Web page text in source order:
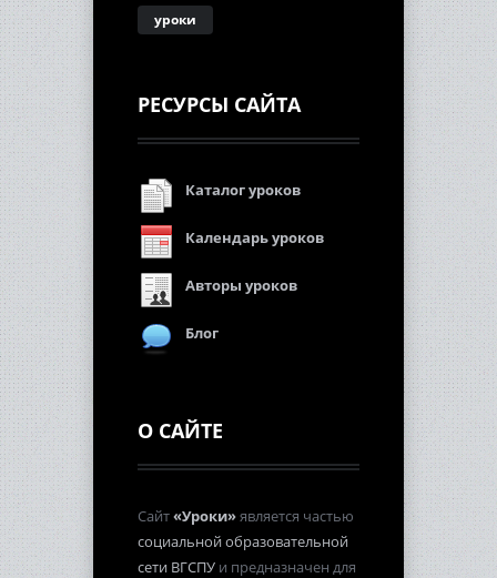
уроки
РЕСУРСЫ САЙТА
Каталог уроков
Календарь уроков
Авторы уроков
Блог
О САЙТЕ
Сайт«Уроки»является частью
социальной образовательной
сети ВГСПУ и предназначен для